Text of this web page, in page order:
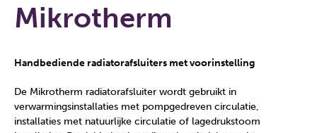
Mikrotherm
Handbediende radiatorafsluiters met voorinstelling
De Mikrotherm radiatorafsluiter wordt gebruikt in
verwarmingsinstallaties met pompgedreven circulatie,
installaties met natuurlijke circulatie of lagedrukstoom